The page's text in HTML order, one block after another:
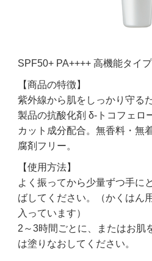
SPF50+ PA++++ 高機能タイ
【商品の特徴】
紫外線から肌をしっかり守る
製品の抗酸化剤 δ-トコフェロ
カット成分配合。無香料・無
腐剤フリー。
【使用方法】
よく振ってから少量ずつ手に
ばしてください。（かくはん
入っています）
2～3時間ごとに、またはお肌
は塗りなおしてください。